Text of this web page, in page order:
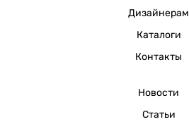
Дизайнерам
Каталоги
Контакты
Новости
Статьи